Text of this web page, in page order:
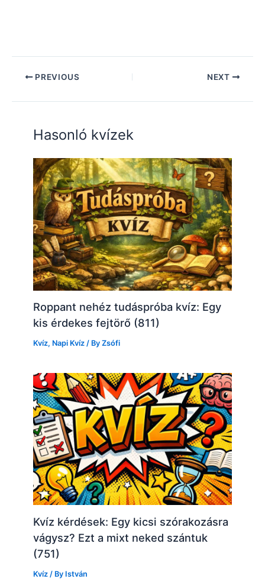
PREVIOUS NEXT
Hasonló kvízek
Roppant nehéz tudáspróba kvíz: Egy
kis érdekes fejtörő (811)
Kvíz, Napi Kvíz / ByZsófi
Kvíz kérdések: Egy kicsi szórakozásra
vágysz? Ezt a mixt neked szántuk
(751)
Kvíz / By István